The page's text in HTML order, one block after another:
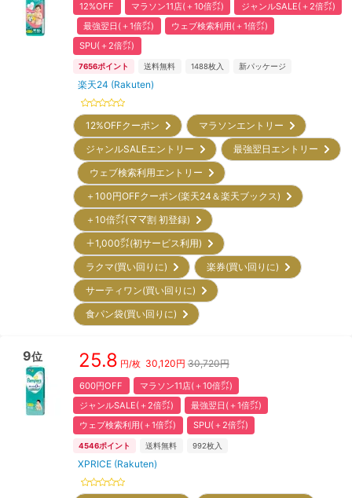
12%OFF マラソン11店(＋10倍㌽)
ジャンルSALE(＋2倍㌽)
最強翌日(＋1倍㌽)
ウェブ検索利用(＋1倍㌽)
SPU(＋2倍㌽)
7656ポイント 送料無料 1488枚入 新パッケージ
楽天24 (Rakuten)
12%OFFクーポン
マラソンエントリー
ジャンルSALEエントリー
最強翌日エントリー
ウェブ検索利用エントリー
＋100円OFFクーポン(楽天24＆楽天ブックス)
＋10倍㌽(ママ割 初登録)
＋1,000㌽(初サービス利用)
ラクマ(買い回りに)
楽券(買い回りに)
サーティワン(買い回りに)
食パン袋(買い回りに)
9位 25.8 円/枚 30,120円 30,720円
600円OFF
マラソン11店(＋10倍㌽)
ジャンルSALE(＋2倍㌽)
最強翌日(＋1倍㌽)
ウェブ検索利用(＋1倍㌽)
SPU(＋2倍㌽)
4546ポイント 送料無料 992枚入
XPRICE (Rakuten)